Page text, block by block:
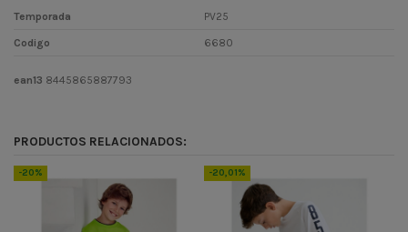
Temporada PV25
Codigo 6680
ean13 8445865887793
PRODUCTOS RELACIONADOS:
-20% -20,01%